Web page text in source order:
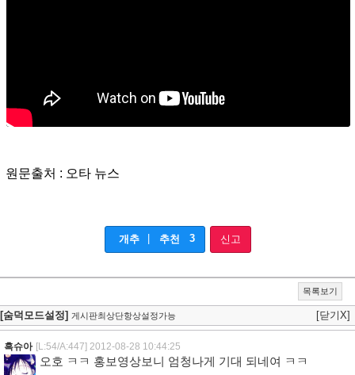
원문출처 : 오타 뉴스
개추 추천 3 신고
목록보기
[숨덕모드설정] 게시판최상단항상설정가능 [닫기X]
흑슈아 [L:54/A:447] 2012-08-28 10:44:25
오호 ㅋㅋ 홍보영상보니 엄청나게 기대 되네여 ㅋㅋ